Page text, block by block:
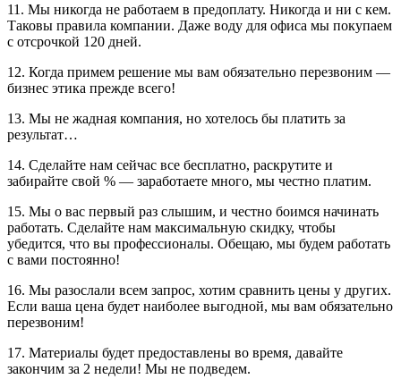
11. Мы никогда не работаем в предоплату. Никогда и ни с кем.
Таковы правила компании. Даже воду для офиса мы покупаем
с отсрочкой 120 дней.
12. Когда примем решение мы вам обязательно перезвоним —
бизнес этика прежде всего!
13. Мы не жадная компания, но хотелось бы платить за
результат…
14. Сделайте нам сейчас все бесплатно, раскрутите и
забирайте свой % — заработаете много, мы честно платим.
15. Мы о вас первый раз слышим, и честно боимся начинать
работать. Сделайте нам максимальную скидку, чтобы
убедится, что вы профессионалы. Обещаю, мы будем работать
с вами постоянно!
16. Мы разослали всем запрос, хотим сравнить цены у других.
Если ваша цена будет наиболее выгодной, мы вам обязательно
перезвоним!
17. Материалы будет предоставлены во время, давайте
закончим за 2 недели! Мы не подведем.